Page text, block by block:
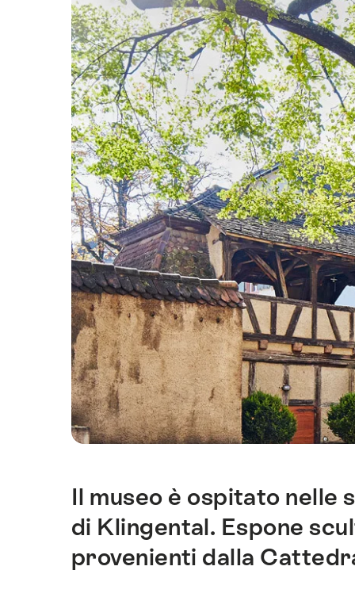
Introduzione
Il museo è ospitato nelle
di Klingental. Espone
provenienti dalla